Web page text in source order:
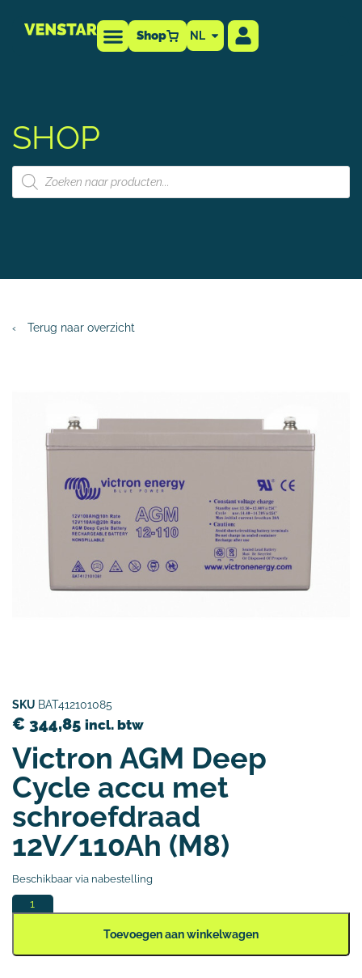
Shop NL
SHOP
‹ Terug naar overzicht
SKU BAT412101085
€ 344,85 incl. btw
Victron AGM Deep
Cycle accu met
schroefdraad
12V/110Ah (M8)
Beschikbaar via nabestelling
Toevoegen aan winkelwagen